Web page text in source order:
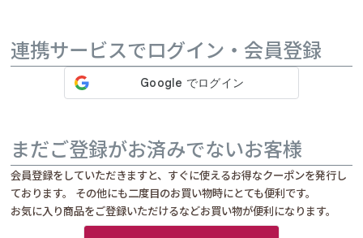
連携サービスでログイン・会員登録
まだご登録がお済みでないお客様
会員登録をしていただきますと、すぐに使えるお得なクーポンを発行し
ております。 その他にも二度目のお買い物時にとても便利です。
お気に入り商品をご登録いただけるなどお買い物が便利になります。